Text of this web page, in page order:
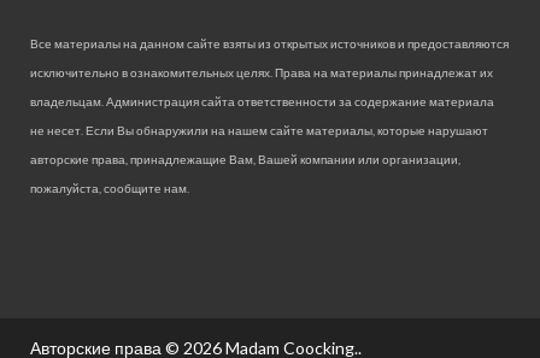
Все материалы на данном сайте взяты из открытых источников и предоставляются
исключительно в ознакомительных целях. Права на материалы принадлежат их
владельцам. Администрация сайта ответственности за содержание материала
не несет. Если Вы обнаружили на нашем сайте материалы, которые нарушают
авторские права, принадлежащие Вам, Вашей компании или организации,
пожалуйста, сообщите нам.
Авторские права © 2026Madam Coocking..